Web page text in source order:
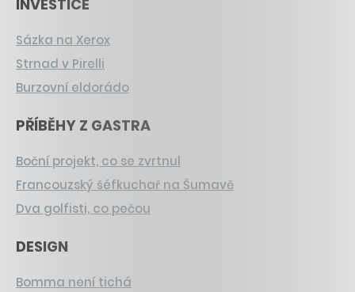
INVESTICE
Sázka na Xerox
Strnad v Pirelli
Burzovní eldorádo
PŘÍBĚHY Z GASTRA
Boční projekt, co se zvrtnul
Francouzský šéfkuchař na Šumavě
Dva golfisti, co pečou
DESIGN
Bomma není tichá